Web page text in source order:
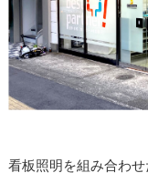
看板照明を組み合わ